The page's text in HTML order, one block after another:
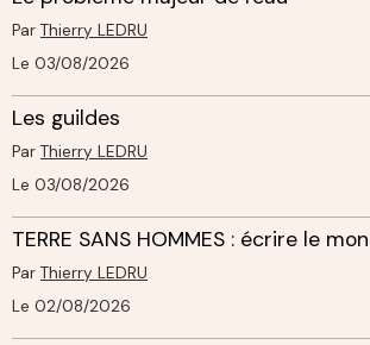
Par Thierry LEDRU
Le 03/08/2026
Les guildes
Par Thierry LEDRU
Le 03/08/2026
TERRE SANS HOMMES : écrire le
Par Thierry LEDRU
Le 02/08/2026